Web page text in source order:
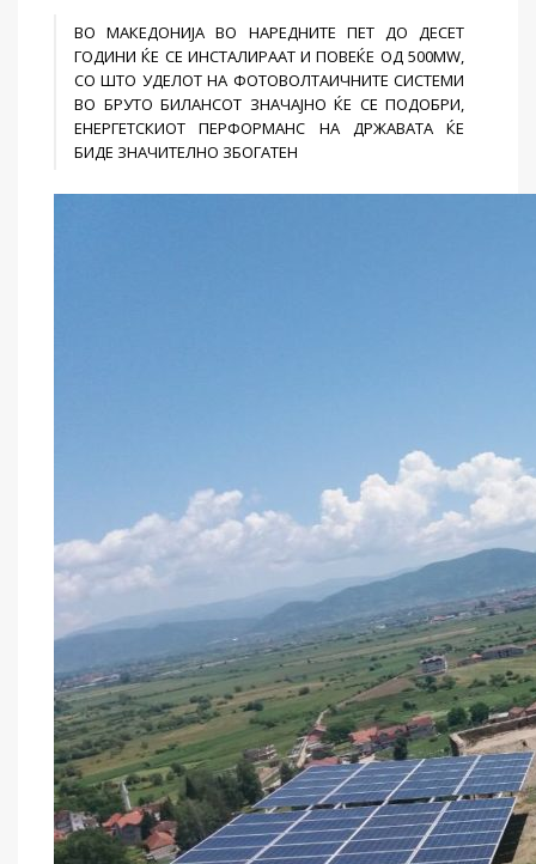
ВО МАКЕДОНИЈА ВО НАРЕДНИТЕ ПЕТ ДО ДЕСЕТ
ГОДИНИ ЌЕ СЕ ИНСТАЛИРААТ И ПОВЕЌЕ ОД 500MW,
СО ШТО УДЕЛОТ НА ФОТОВОЛТАИЧНИТЕ СИСТЕМИ
ВО БРУТО БИЛАНСОТ ЗНАЧАЈНО ЌЕ СЕ ПОДОБРИ,
ЕНЕРГЕТСКИОТ ПЕРФОРМАНС НА ДРЖАВАТА ЌЕ
БИДЕ ЗНАЧИТЕЛНО ЗБОГАТЕН